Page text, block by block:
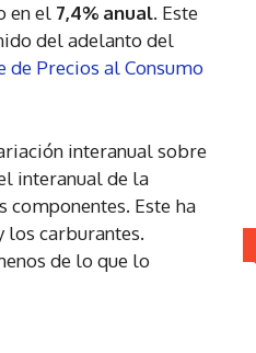
en el 7,4% anual. Este
del adelanto del
de Precios al Consumo
interanual sobre
interanual de la
componentes. Este ha
los carburantes.
de lo que lo